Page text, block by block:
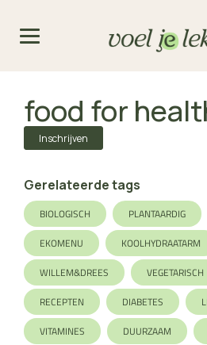
food for
Inschrijven
Gerelateerde tags
BIOLOGISCH PLANTAARDIG
EKOMENU
KOOLHYDRAATARM
WILLEM&DREES
VEGETARISCH
RECEPTEN
DIABETES
VITAMINES
DUURZAAM